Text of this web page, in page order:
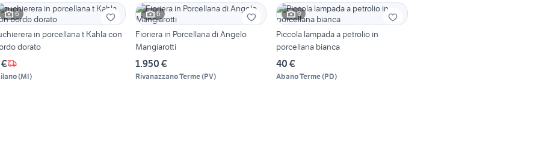
6
in porcellana t Kahla con
dorato
(MI)
6
Fioriera in Porcellana di Angelo
Mangiarotti
1.950 €
Rivanazzano Terme(PV)
9
Piccola lampada a petrolio in
porcellana bianca
40 €
Abano Terme(PD)